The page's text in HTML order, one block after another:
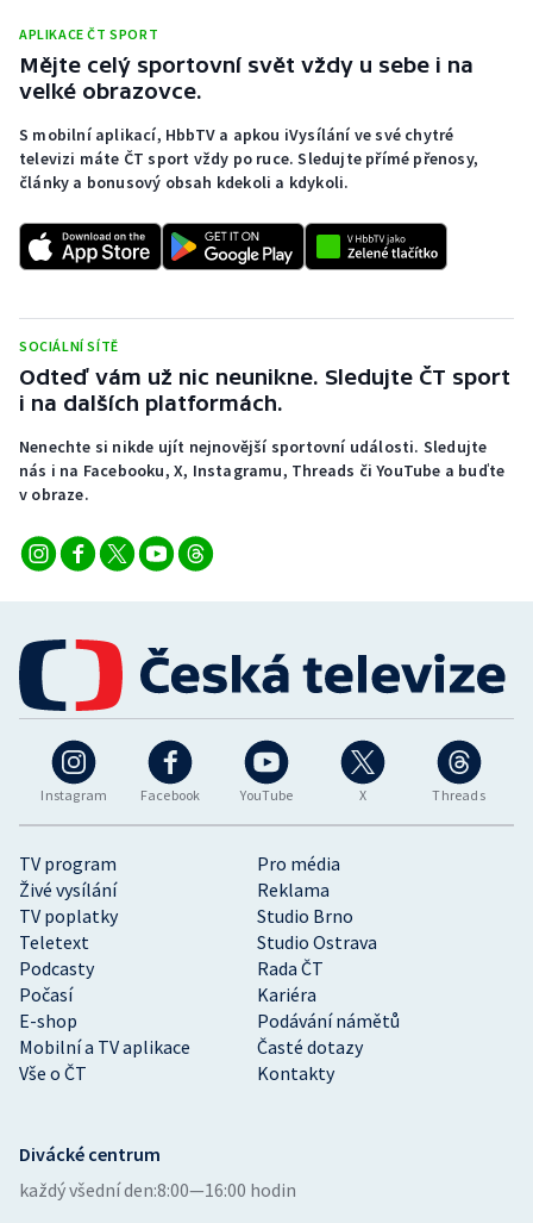
APLIKACE ČT SPORT
Mějte celý sportovní svět vždy u sebe i na
velké obrazovce.
S mobilní aplikací, HbbTV a apkou iVysílání ve své chytré
televizi máte ČT sport vždy po ruce. Sledujte přímé přenosy,
články a bonusový obsah kdekoli a kdykoli.
SOCIÁLNÍ SÍTĚ
Odteď vám už nic neunikne. Sledujte ČT sport
i na dalších platformách.
Nenechte si nikde ujít nejnovější sportovní události. Sledujte
nás i na Facebooku, X, Instagramu, Threads či YouTube a buďte
v obraze.
Instagram Facebook YouTube X Threads
TV program
Pro média
Živé vysílání
Reklama
TV poplatky
Studio Brno
Teletext
Studio Ostrava
Podcasty
Rada ČT
Počasí
Kariéra
E-shop
Podávání námětů
Mobilní a TV aplikace
Časté dotazy
Vše o ČT
Kontakty
Divácké centrum
každý všední den:8:00—16:00 hodin